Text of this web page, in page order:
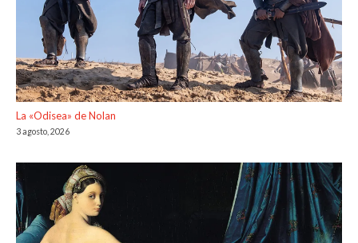
La «Odisea» de Nolan
3 agosto, 2026